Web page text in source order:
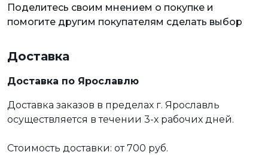
Поделитесь своим мнением о покупке и
помогите другим покупателям сделать выбор
Доставка
Доставка по Ярославлю
Доставка заказов в пределах г. Ярославль
осуществляется в течении 3-х рабочих дней.
Стоимость доставки: от 700 руб.